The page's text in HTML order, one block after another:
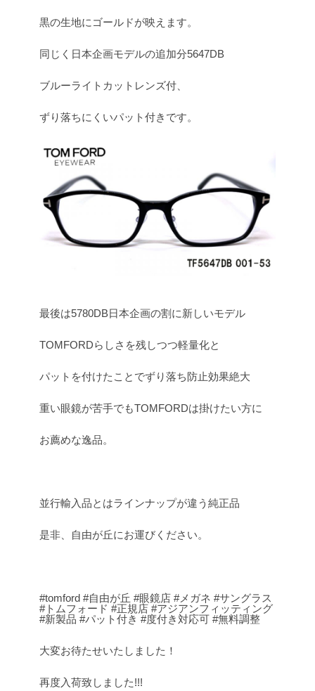
黒の生地にゴールドが映えます。
同じく日本企画モデルの追加分5647DB
ブルーライトカットレンズ付、
ずり落ちにくいパット付きです。
最後は5780DB日本企画の割に新しいモデル
TOMFORDらしさを残しつつ軽量化と
パットを付けたことでずり落ち防止効果絶大
重い眼鏡が苦手でもTOMFORDは掛けたい方に
お薦めな逸品。
並行輸入品とはラインナップが違う純正品
是非、自由が丘にお運びください。
#tomford #自由が丘 #眼鏡店 #メガネ #サングラス
#トムフォード #正規店 #アジアンフィッティング
#新製品 #パット付き #度付き対応可 #無料調整
大変お待たせいたしました！
再度入荷致しました!!!